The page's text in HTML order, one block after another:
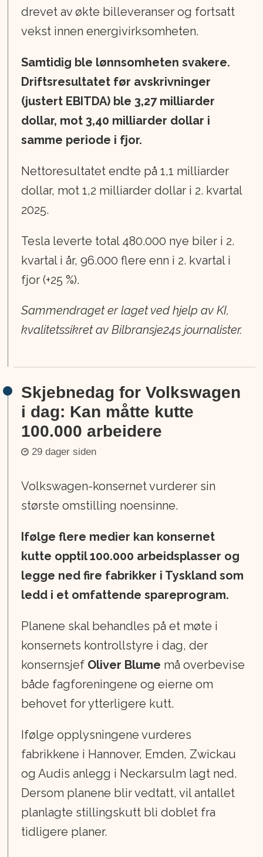
drevet av økte billeveranser og fortsatt
vekst innen energivirksomheten.
Samtidig ble lønnsomheten svakere.
Driftsresultatet før avskrivninger
(justert EBITDA) ble 3,27 milliarder
dollar, mot 3,40 milliarder dollar i
samme periode i fjor.
Nettoresultatet endte på 1,1 milliarder
dollar, mot 1,2 milliarder dollar i 2. kvartal
2025.
Tesla leverte total 480.000 nye biler i 2.
kvartal i år, 96.000 flere enn i 2. kvartal i
fjor (+25 %).
Sammendraget er laget ved hjelp av KI,
kvalitetssikret av Bilbransje24s journalister.
Skjebnedag for Volkswagen
i dag: Kan måtte kutte
100.000 arbeidere
29 dager siden
Volkswagen-konsernet vurderer sin
største omstilling noensinne.
Ifølge flere medier kan konsernet
kutte opptil 100.000 arbeidsplasser og
legge ned fire fabrikker i Tyskland som
ledd i et omfattende spareprogram.
Planene skal behandles på et møte i
konsernets kontrollstyre i dag, der
konsernsjef Oliver Blume må overbevise
både fagforeningene og eierne om
behovet for ytterligere kutt.
Ifølge opplysningene vurderes
fabrikkene i Hannover, Emden, Zwickau
og Audis anlegg i Neckarsulm lagt ned.
Dersom planene blir vedtatt, vil antallet
planlagte stillingskutt bli doblet fra
tidligere planer.